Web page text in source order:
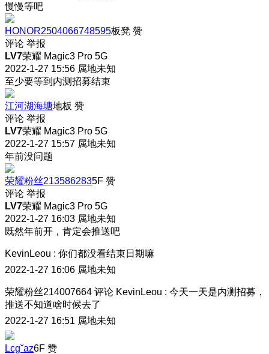
慢慢等吧
HONOR2504066748595板凳 赞
评论 举报
LV7荣耀 Magic3 Pro 5G
2022-1-27 15:56 属地未知
至少要等到内测招募结束
江河湖海塘地板 赞
评论 举报
LV7荣耀 Magic3 Pro 5G
2022-1-27 15:57 属地未知
年前没问题
荣耀粉丝2135862835F 赞
评论 举报
LV7荣耀 Magic3 Pro 5G
2022-1-27 16:03 属地未知
既然年前开，肯定会推送吧
KevinLeou : 你们都没看结束日期嘛
2022-1-27 16:06 属地未知
荣耀粉丝214007664 评论 KevinLeou : 今天一天是内测招募，
推送不知道啥时候去了
2022-1-27 16:51 属地未知
Lcgˇaz6F 赞